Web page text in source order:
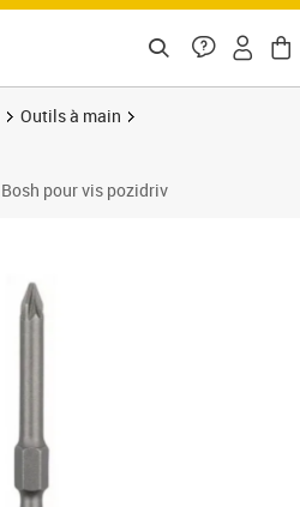
Outils à main
pour vis pozidriv